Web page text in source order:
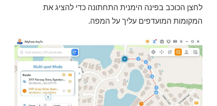
לחצן הכוכב בפינה הימנית התחתונה כדי להציג את
המקומות המועדפים עליך על המפה.